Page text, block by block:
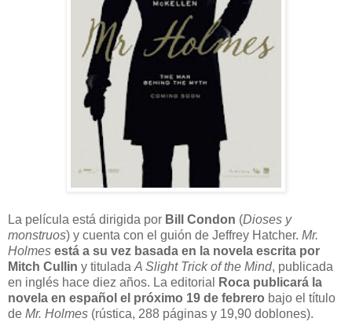
La película está dirigida por Bill Condon (Dioses y
monstruos) y cuenta con el guión de Jeffrey Hatcher. Mr.
Holmes está a su vez basada en la novela escrita por
Mitch Cullin y titulada A Slight Trick of the Mind, publicada
en inglés hace diez años. La editorial
Roca publicará la
novela en español el próximo 19 de febrero bajo el título
de Mr. Holmes (rústica, 288 páginas y 19,90 doblones).